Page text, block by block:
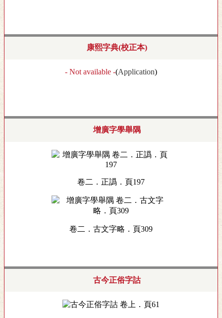
康熙字典(校正本)
- Not available -(Application)
增廣字學舉隅
卷二．正譌．頁197
卷二．古文字略．頁309
古今正俗字詁